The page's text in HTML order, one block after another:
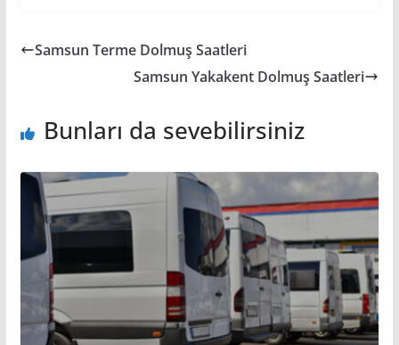
Samsun Terme Dolmuş Saatleri
Samsun Yakakent Dolmuş Saatleri
Bunları da sevebilirsiniz